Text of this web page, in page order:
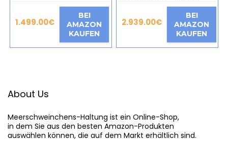
Balls Treats Braided
Funny Chinchilla Toy
for Small Animals (4
1.499.00€
BEI
AMAZON
KAUFEN
Hideaway with
Removable Cushion
for Hamster, Rabbit,
Hedgehog, Chinchilla,
2.939.00€
BEI
AMAZON
KAUFEN
About Us
Meerschweinchens-Haltung ist ein Online-Shop,
in dem Sie aus den besten Amazon-Produkten
auswählen können, die auf dem Markt erhältlich sind.